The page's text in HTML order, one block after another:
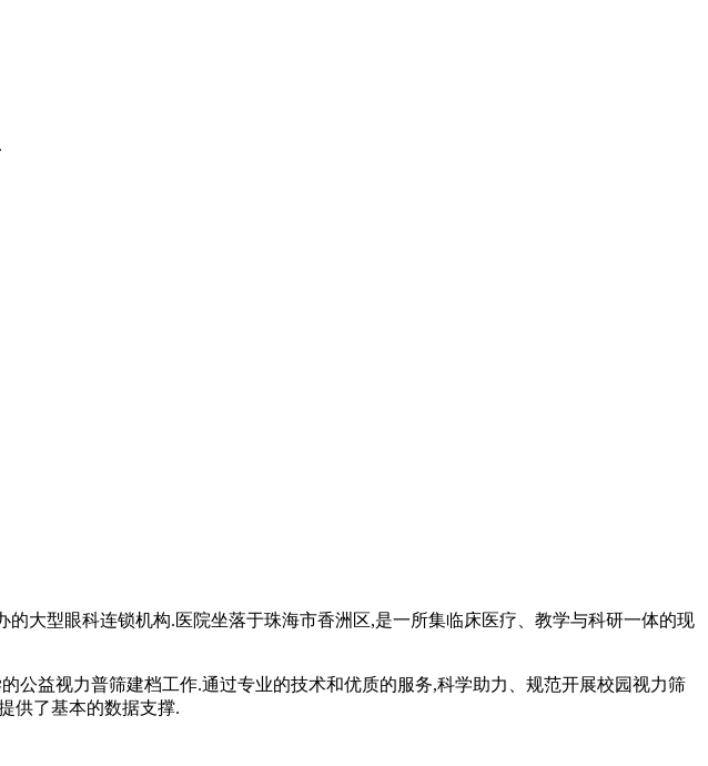
大型眼科连锁机构.医院坐落于珠海市香洲区,是一所集临床医疗、教学与科研一体的现
公益视力普筛建档工作.通过专业的技术和优质的服务,科学助力、规范开展校园视力筛
供了基本的数据支撑.